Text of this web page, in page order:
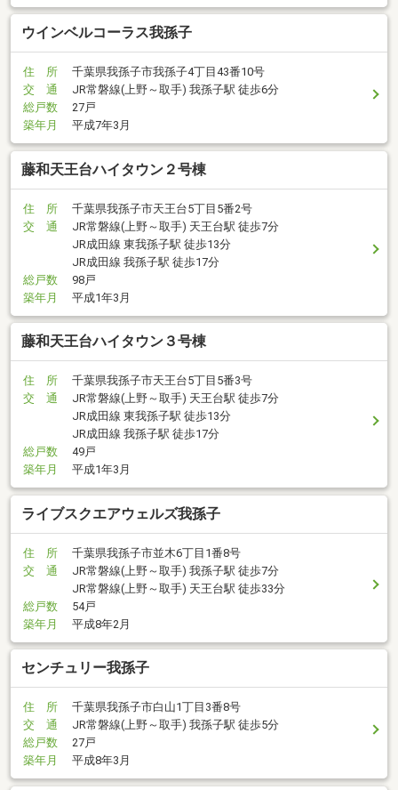
ウインベルコーラス我孫子
住 所
千葉県我孫子市我孫子4丁目43番10号
交 通
JR常磐線(上野～取手) 我孫子駅 徒歩6分
総戸数
27戸
築年月
平成7年3月
藤和天王台ハイタウン２号棟
住 所
千葉県我孫子市天王台5丁目5番2号
交 通
JR常磐線(上野～取手) 天王台駅 徒歩7分
JR成田線 東我孫子駅 徒歩13分
JR成田線 我孫子駅 徒歩17分
総戸数
98戸
築年月
平成1年3月
藤和天王台ハイタウン３号棟
住 所
千葉県我孫子市天王台5丁目5番3号
交 通
JR常磐線(上野～取手) 天王台駅 徒歩7分
JR成田線 東我孫子駅 徒歩13分
JR成田線 我孫子駅 徒歩17分
総戸数
49戸
築年月
平成1年3月
ライブスクエアウェルズ我孫子
住 所
千葉県我孫子市並木6丁目1番8号
交 通
JR常磐線(上野～取手) 我孫子駅 徒歩7分
JR常磐線(上野～取手) 天王台駅 徒歩33分
総戸数
54戸
築年月
平成8年2月
センチュリー我孫子
住 所
千葉県我孫子市白山1丁目3番8号
交 通
JR常磐線(上野～取手) 我孫子駅 徒歩5分
総戸数
27戸
築年月
平成8年3月